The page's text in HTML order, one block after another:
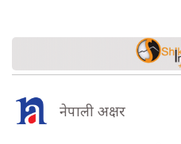
नेपाली अक्षर